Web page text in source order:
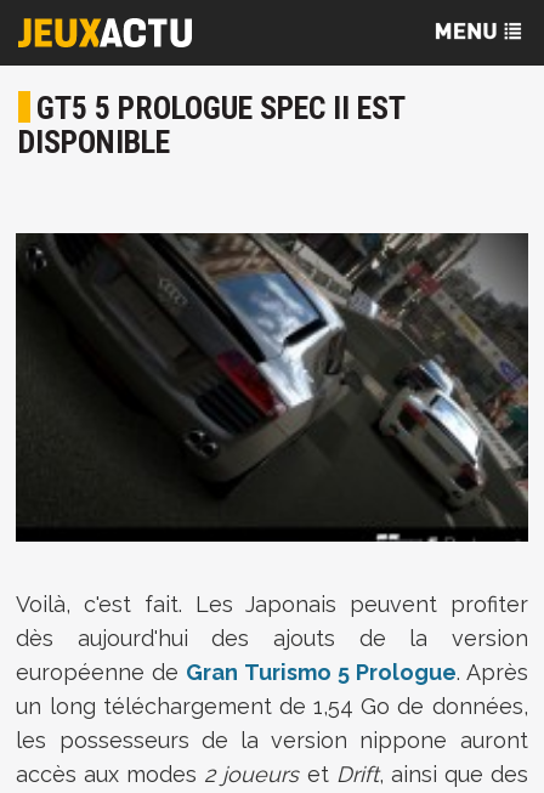
GT5 5 PROLOGUE SPEC II EST
DISPONIBLE
Voilà, c'est fait. Les Japonais peuvent profiter
dès aujourd'hui des ajouts de la version
européenne de Gran Turismo 5 Prologue. Après
un long téléchargement de 1,54 Go de données,
les possesseurs de la version nippone auront
accès aux modes 2 joueursetDrift, ainsi que des